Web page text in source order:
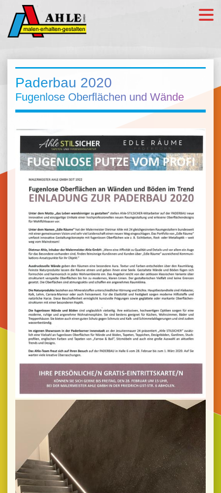
Paderbau 2020
Fugenlose Oberflächen und Wände